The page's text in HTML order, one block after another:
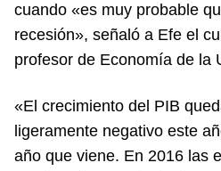
cuando «es muy probable
recesión», señaló a Efe el
profesor de Economía de la
«El crecimiento del PIB
ligeramente negativo este
año que viene. En 2016 las